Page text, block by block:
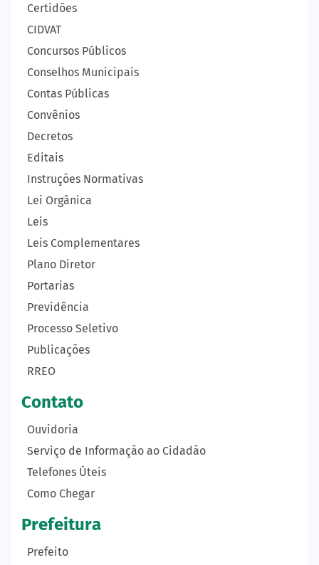
Certidões
CIDVAT
Concursos Públicos
Conselhos Municipais
Contas Públicas
Convênios
Decretos
Editais
Instruções Normativas
Lei Orgânica
Leis
Leis Complementares
Plano Diretor
Portarias
Previdência
Processo Seletivo
Publicações
RREO
Contato
Ouvidoria
Serviço de Informação ao Cidadão
Telefones Úteis
Como Chegar
Prefeitura
Prefeito